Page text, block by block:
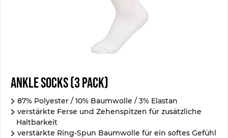
Ankle Socks (3 Pack)
87% Polyester / 10% Baumwolle / 3% Elastan
verstärkte Ferse und Zehenspitzen für zusätzliche
Haltbarkeit
verstärkte Ring-Spun Baumwolle für ein softes Gefühl